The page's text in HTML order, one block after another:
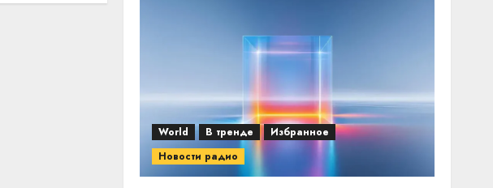
World В тренде
Избранное
Новости радио